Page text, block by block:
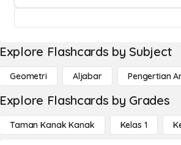
Explore Flashcards by Subject
Geometri Aljabar Pengertian
Explore Flashcards by Grades
Taman Kanak Kanak Kelas 1